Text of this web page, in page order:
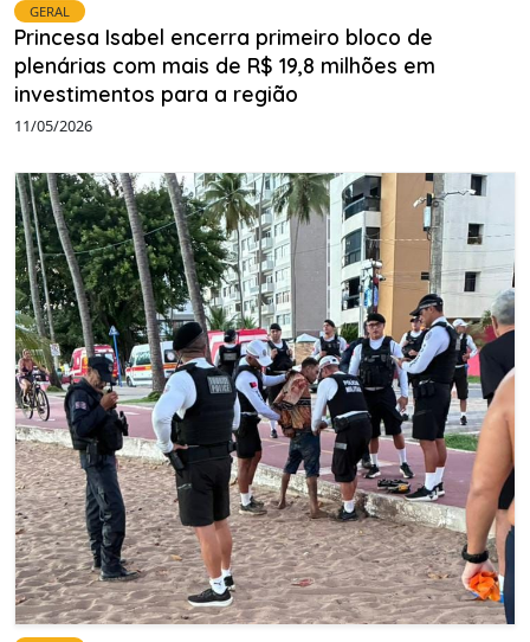
GERAL
Princesa Isabel encerra primeiro bloco de
plenárias com mais de R$ 19,8 milhões em
investimentos para a região
11/05/2026